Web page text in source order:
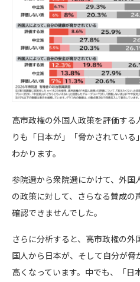
高市政権の外国人政策を評価する
りも「日本が」「脅かされてい
わかります。
参院選から衆院選にかけて、外国
の政策に対して、さらなる賛成の
確認できませんでした。
さらに分析すると、高市政権の
国人から日本が、そして自分が
高くなっています。中でも、「